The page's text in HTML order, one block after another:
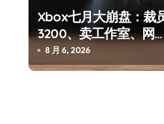
Xbox七月大崩盘：裁
3200、卖工作室、网
瘫了，微软这次真急了
8 月 6, 2026
从电视一
TCL用一套
开了回音